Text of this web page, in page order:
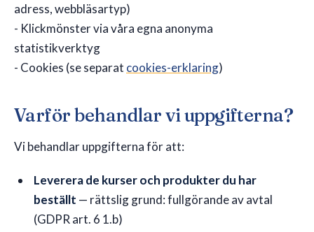
adress, webbläsartyp)
- Klickmönster via våra egna anonyma
statistikverktyg
- Cookies (se separat cookies-erklaring)
Varför behandlar vi uppgifterna?
Vi behandlar uppgifterna för att:
Leverera de kurser och produkter du har
beställt — rättslig grund: fullgörande av avtal
(GDPR art. 6 1.b)